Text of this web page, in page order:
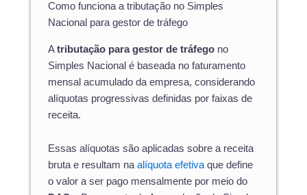
Como funciona a tributação no Simples
Nacional para gestor de tráfego
Atributação para gestor de tráfego no
Simples Nacional é baseada no faturamento
mensal acumulado da empresa, considerando
alíquotas progressivas definidas por faixas de
receita.
Essas alíquotas são aplicadas sobre a receita
bruta e resultam naalíquota efetivaque define
o valor a ser pago mensalmente por meio do